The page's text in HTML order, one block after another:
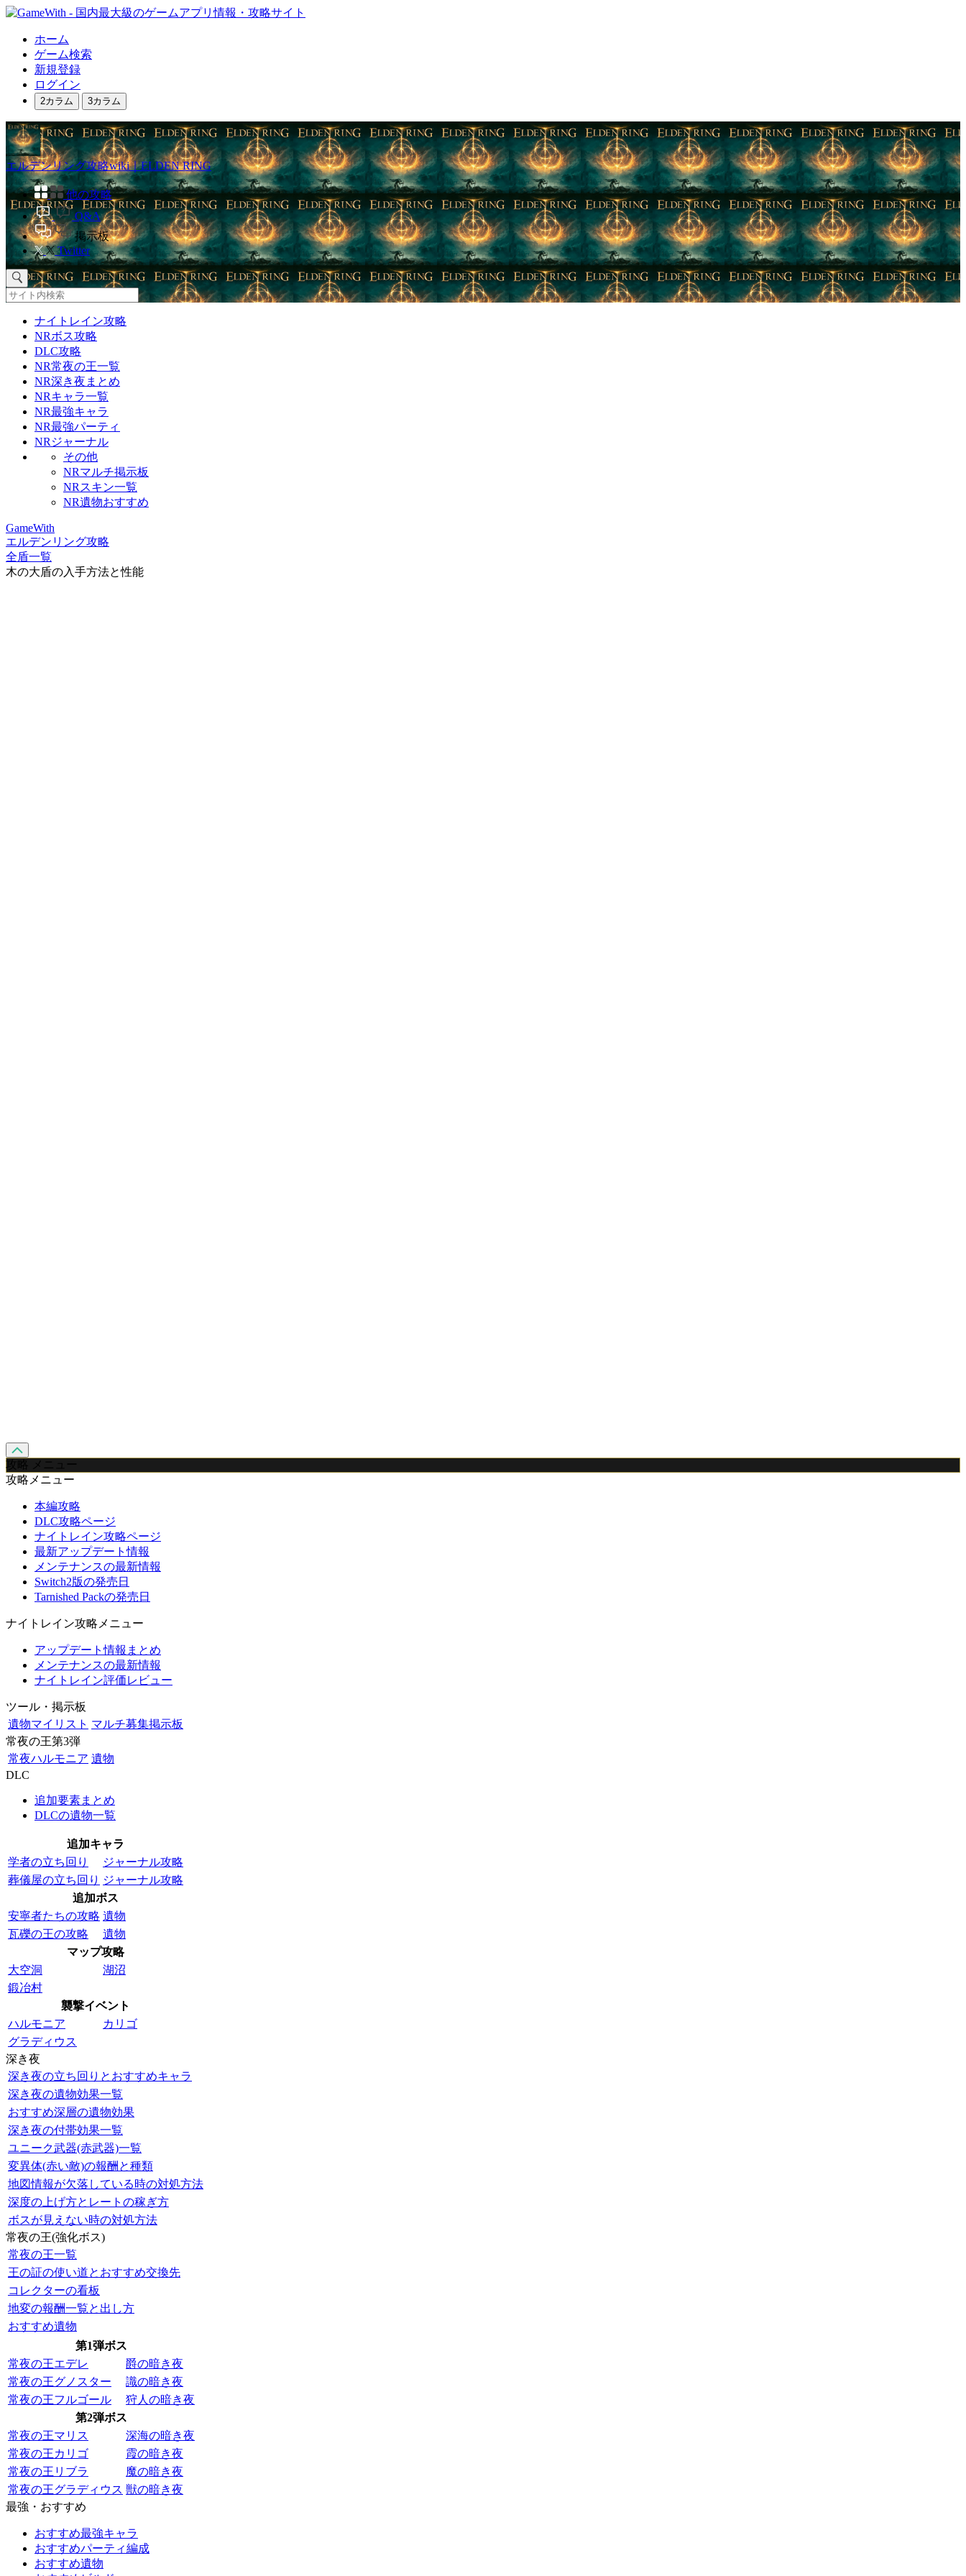
ホーム
ゲーム検索
新規登録
ログイン
2カラム 3カラム
エルデンリング攻略wiki｜ELDEN RING
他の攻略
Q&A
掲示板
Twitter
ナイトレイン攻略
NRボス攻略
DLC攻略
NR常夜の王一覧
NR深き夜まとめ
NRキャラ一覧
NR最強キャラ
NR最強パーティ
NRジャーナル
その他
NRマルチ掲示板
NRスキン一覧
NR遺物おすすめ
GameWith
エルデンリング攻略
全盾一覧
木の大盾の入手方法と性能
攻略 メニュー
攻略メニュー
本編攻略
DLC攻略ページ
ナイトレイン攻略ページ
最新アップデート情報
メンテナンスの最新情報
Switch2版の発売日
Tarnished Packの発売日
ナイトレイン攻略メニュー
アップデート情報まとめ
メンテナンスの最新情報
ナイトレイン評価レビュー
ツール・掲示板
遺物マイリスト マルチ募集掲示板
常夜の王第3弾
常夜ハルモニア 遺物
DLC
追加要素まとめ
DLCの遺物一覧
追加キャラ
学者の立ち回り
ジャーナル攻略
葬儀屋の立ち回り ジャーナル攻略
追加ボス
安寧者たちの攻略 遺物
瓦礫の王の攻略
遺物
マップ攻略
大空洞
湖沼
鍛冶村
襲撃イベント
ハルモニア
カリゴ
グラディウス
深き夜
深き夜の立ち回りとおすすめキャラ
深き夜の遺物効果一覧
おすすめ深層の遺物効果
深き夜の付帯効果一覧
ユニーク武器(赤武器)一覧
変異体(赤い敵)の報酬と種類
地図情報が欠落している時の対処方法
深度の上げ方とレートの稼ぎ方
ボスが見えない時の対処方法
常夜の王(強化ボス)
常夜の王一覧
王の証の使い道とおすすめ交換先
コレクターの看板
地変の報酬一覧と出し方
おすすめ遺物
第1弾ボス
常夜の王エデレ
爵の暗き夜
常夜の王グノスター
識の暗き夜
常夜の王フルゴール
狩人の暗き夜
第2弾ボス
常夜の王マリス
深海の暗き夜
常夜の王カリゴ
霞の暗き夜
常夜の王リブラ
魔の暗き夜
常夜の王グラディウス 獣の暗き夜
最強・おすすめ
おすすめ最強キャラ
おすすめパーティ編成
おすすめ遺物